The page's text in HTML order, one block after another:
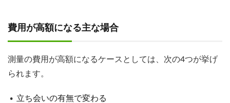
費用が高額になる主な場合
測量の費用が高額になるケースとしては、次の4つが挙げ
られます。
立ち会いの有無で変わる